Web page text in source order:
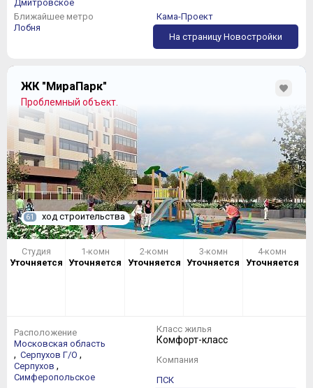
Дмитровское
Ближайшее метро
Лобня
Кама-Проект
На страницу Новостройки
ЖК "МираПарк"
Проблемный объект.
61 ход строительства
Студия
Уточняется
1-комн
Уточняется
2-комн
Уточняется
3-комн
Уточняется
4-комн
Уточняется
Расположение
Московская область
, Серпухов Г/О ,
Серпухов ,
Симферопольское
Класс жилья
Комфорт-класс
Компания
ПСК